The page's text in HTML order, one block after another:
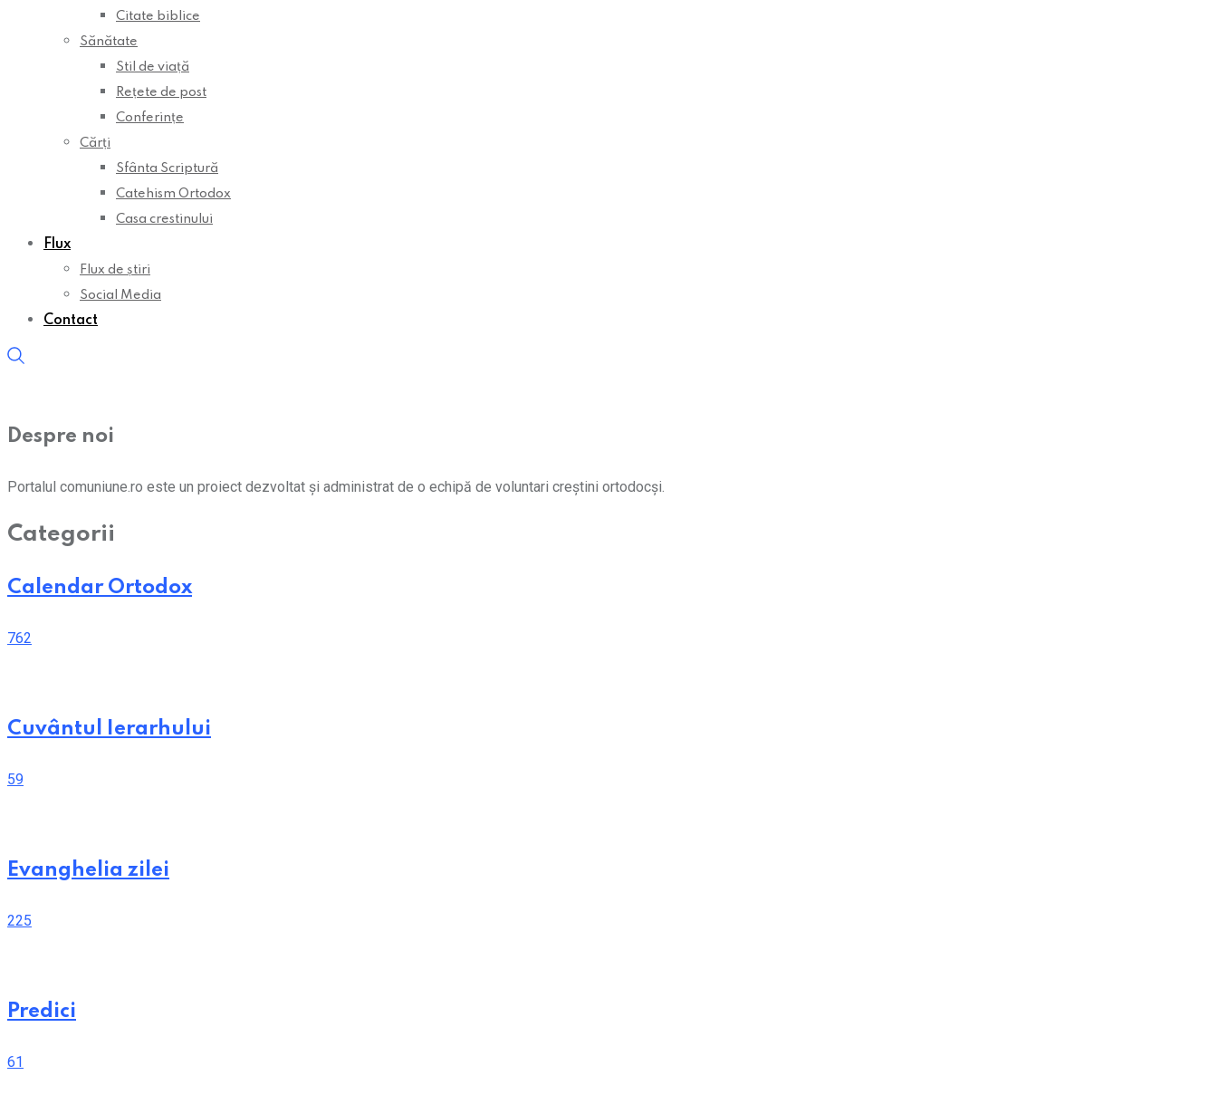
Citate biblice
Sănătate
Stil de viață
Rețete de post
Conferințe
Cărți
Sfânta Scriptură
Catehism Ortodox
Casa crestinului
Flux
Flux de știri
Social Media
Contact
Despre noi
Portalul comuniune.ro este un proiect dezvoltat și administrat de o echipă de voluntari creștini ortodocși.
Categorii
Calendar Ortodox
762
Cuvântul Ierarhului
59
Evanghelia zilei
225
Predici
61